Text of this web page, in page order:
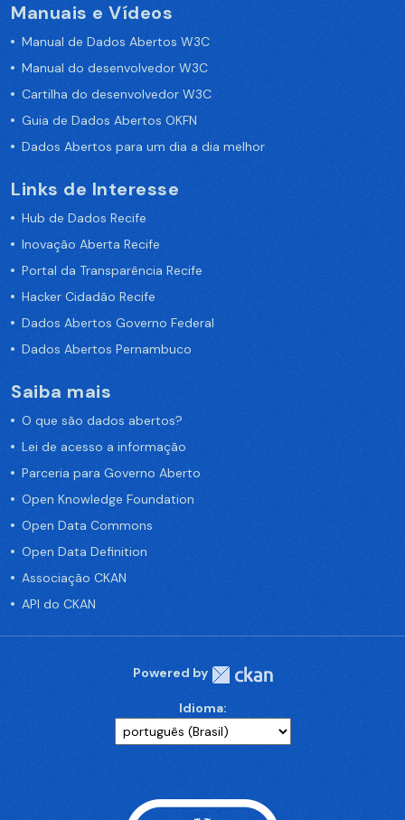
Manuais e Vídeos
Manual de Dados Abertos W3C
Manual do desenvolvedor W3C
Cartilha do desenvolvedor W3C
Guia de Dados Abertos OKFN
Dados Abertos para um dia a dia melhor
Links de Interesse
Hub de Dados Recife
Inovação Aberta Recife
Portal da Transparência Recife
Hacker Cidadão Recife
Dados Abertos Governo Federal
Dados Abertos Pernambuco
Saiba mais
O que são dados abertos?
Lei de acesso a informação
Parceria para Governo Aberto
Open Knowledge Foundation
Open Data Commons
Open Data Definition
Associação CKAN
API do CKAN
Powered by
Idioma